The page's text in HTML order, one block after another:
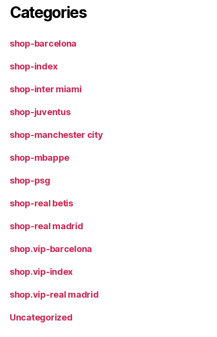
Categories
shop-barcelona
shop-index
shop-inter miami
shop-juventus
shop-manchester city
shop-mbappe
shop-psg
shop-real betis
shop-real madrid
shop.vip-barcelona
shop.vip-index
shop.vip-real madrid
Uncategorized